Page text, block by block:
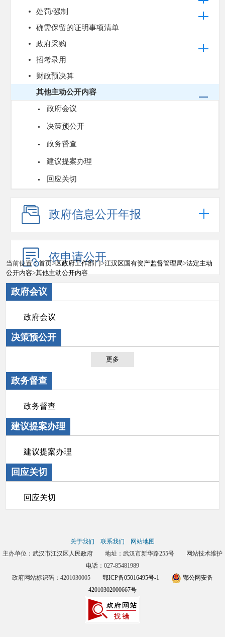
处罚/强制
确需保留的证明事项清单
政府采购
招考录用
财政预决算
其他主动公开内容
政府会议
决策预公开
政务督查
建议提案办理
回应关切
政府信息公开年报
依申请公开
当前位置：首页>区政府工作部门>江汉区国有资产监督管理局>法定主动
公开内容>其他主动公开内容
政府会议
政府会议
决策预公开
更多
政务督查
政务督查
建议提案办理
建议提案办理
回应关切
回应关切
关于我们 联系我们
网站地图
主办单位：武汉市江汉区人民政府 地址：武汉市新华路255号 网站技术维护
电话：027-85481989
政府网站标识码：4201030005 鄂ICP备05016495号-1
鄂公网安备
42010302000667号